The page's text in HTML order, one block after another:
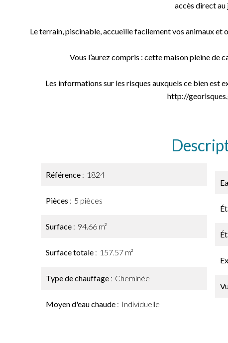
accès direct au
Le terrain, piscinable, accueille facilement vos animaux et
Vous l’aurez compris : cette maison pleine de
Les informations sur les risques auxquels ce bien est
http://
Référence 1824
Pièces 5 pièces
Surface 94.66 m²
Surface totale 157.57 m²
Type de chauffage Cheminée
Moyen d'eau chaude Individuelle